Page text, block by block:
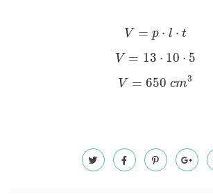
V = p ⋅ l ⋅ t
p ⋅t
V = 13 ⋅ 10 ⋅ 5
V 13⋅ 10⋅5
V = 650 cm3
V 650 c 3